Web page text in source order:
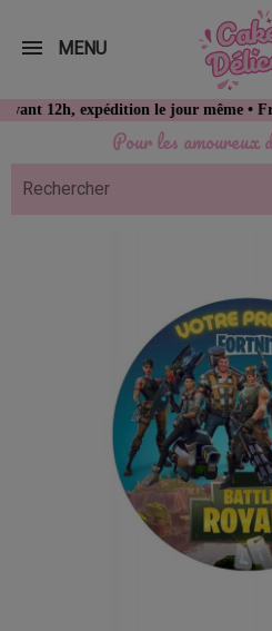
Pour les amoureux
12h, expédition le jour même • Frais
MENU